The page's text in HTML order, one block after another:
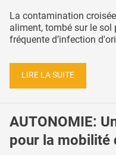
La contamination
aliment, tombé sur le sol
fréquente d’infection
LIRE LA SUITE
AUTONOMIE:
pour la mobilité